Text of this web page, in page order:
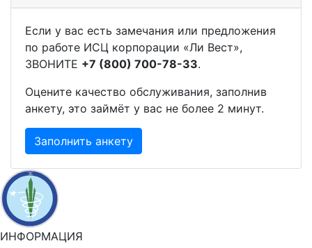
Если у вас есть замечания или предложения
по работе ИСЦ корпорации «Ли Вест»,
ЗВОНИТЕ +7 (800) 700-78-33.
Оцените качество обслуживания, заполнив
анкету, это займёт у вас не более 2 минут.
Заполнить анкету
ИНФОРМАЦИЯ